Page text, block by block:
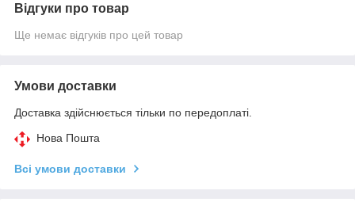
Відгуки про товар
Ще немає відгуків про цей товар
Умови доставки
Доставка здійснюється тільки по передоплаті.
Нова Пошта
Всі умови доставки